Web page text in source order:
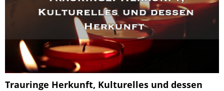
Trauringe Herkunft, Kulturelles und dessen